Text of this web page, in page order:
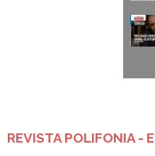
REVISTA POLIFONIA -